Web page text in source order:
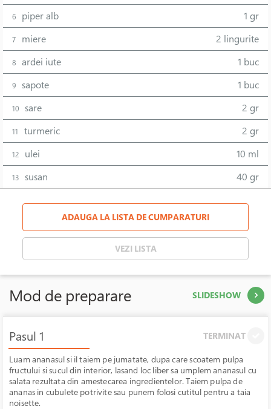
6 piper alb 1 gr
7 miere 2 lingurite
8 ardei iute 1 buc
9 sapote 1 buc
10 sare 2 gr
11 turmeric 2 gr
12 ulei 10 ml
13 susan 40 gr
ADAUGA LA LISTA DE CUMPARATURI
VEZI LISTA
Mod de preparare SLIDESHOW
Pasul 1 TERMINAT
Luam ananasul si il taiem pe jumatate, dupa care scoatem pulpa
fructului si sucul din interior, lasand loc liber sa umplem ananasul cu
salata rezultata din amestecarea ingredientelor. Taiem pulpa de
ananas in cubulete potrivite sau punem folosi cutitul pentru a taia
noisette.